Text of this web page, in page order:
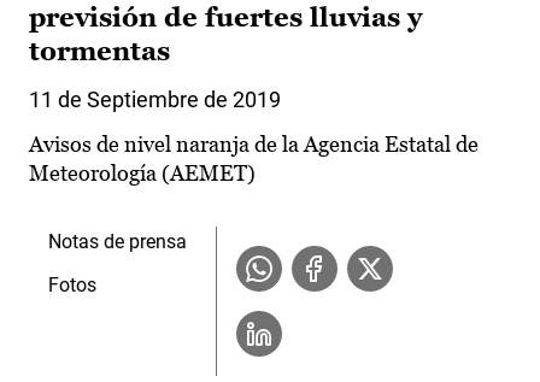
previsión de fuertes lluvias y
tormentas
11 de Septiembre de 2019
Avisos de nivel naranja de la Agencia Estatal de
Meteorología (AEMET)
Notas de prensa
Fotos